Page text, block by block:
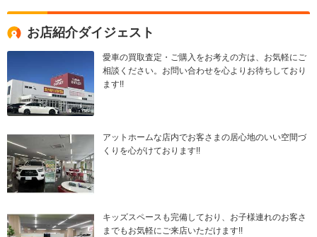
お店紹介ダイジェスト
愛車の買取査定・ご購入をお考えの方は、お気軽にご
相談ください。お問い合わせを心よりお待ちしており
ます!!
アットホームな店内でお客さまの居心地のいい空間づ
くりを心がけております!!
キッズスペースも完備しており、お子様連れのお客さ
までもお気軽にご来店いただけます!!